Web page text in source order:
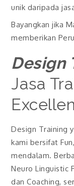
unik daripada
Bayangkan jika
memberikan
Design
Jasa
Design Training
kami bersifat
mendalam.
Neuro Linguistic
dan Coaching,